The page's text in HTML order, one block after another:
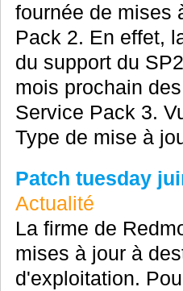
fournée de mises
Pack 2. En effet,
du support du
mois prochain
Service Pack 3.
Type de mise à
Patch tuesday
Actualité
La firme de
mises à jour à
d'exploitation.